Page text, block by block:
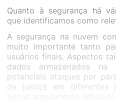
Quanto à segurança há
que identificamos como
A segurança na nuvem
muito importante tanto
usuários finais. Aspectos
dados armazenados
potenciais ataques por
da justiça em diferentes